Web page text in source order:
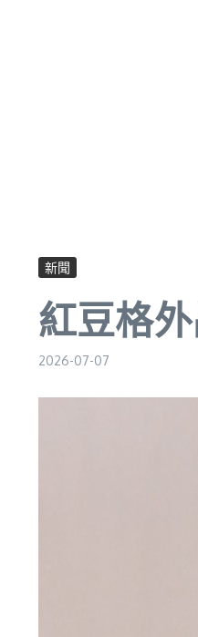
新聞
紅豆格
2026-07-07